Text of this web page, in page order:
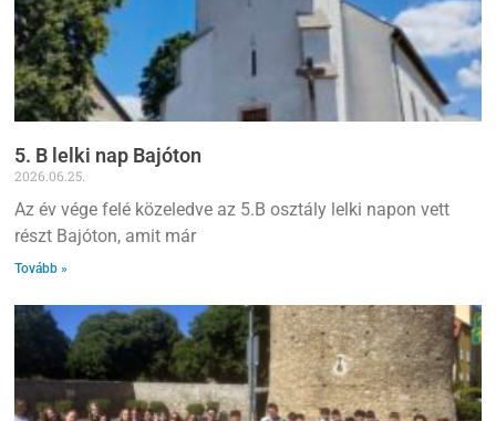
5. B lelki nap Bajóton
2026.06.25.
Az év vége felé közeledve az 5.B osztály lelki napon vett
részt Bajóton, amit már
Tovább »